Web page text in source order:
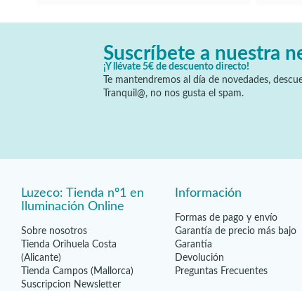
Suscríbete a nuestra
¡Y llévate 5€ de descuento directo!
Te mantendremos al día de novedades,
Tranquil@, no nos gusta el spam.
Luzeco: Tienda nº1 en
Iluminación Online
Sobre nosotros
Tienda Orihuela Costa
(Alicante)
Tienda Campos (Mallorca)
Suscripcion Newsletter
Información
Formas de pago y envío
Garantía de precio más bajo
Garantía
Devolución
Preguntas Frecuentes